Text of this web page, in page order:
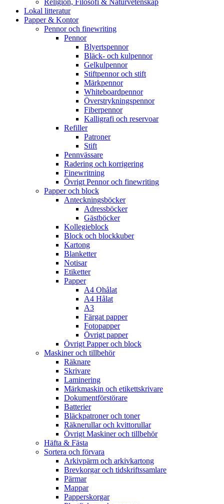
Religion, Filosofi & Naturvetenskap
Lokal litteratur
Papper & Kontor
Pennor och finewriting
Pennor
Blyertspennor
Bläck- och kulpennor
Gelkulpennor
Stiftpennor och stift
Märkpennor
Whiteboardpennor
Överstrykningspennor
Fiberpennor
Kalligrafi och reservoar
Refiller
Patroner
Stift
Pennvässare
Radering och korrigering
Finewritning
Övrigt Pennor och finewriting
Papper och block
Anteckningsböcker
Adressböcker
Gästböcker
Kollegieblock
Block och blockkuber
Kartong
Blanketter
Notisar
Etiketter
Papper
A4 Ohålat
A4 Hålat
A3
Färgat papper
Fotopapper
Övrigt papper
Övrigt Papper och block
Maskiner och tillbehör
Räknare
Skrivare
Laminering
Märkmaskin och etikettskrivare
Dokumentförstörare
Batterier
Bläckpatroner och toner
Räknerullar och kvittorullar
Övrigt Maskiner och tillbehör
Häfta & Fästa
Sortera och förvara
Arkivpärm och arkivkartong
Brevkorgar och tidskriftssamlare
Pärmar
Mappar
Papperskorgar